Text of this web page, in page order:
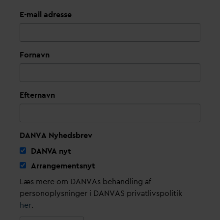
E-mail adresse
Fornavn
Efternavn
DANVA Nyhedsbrev
DANVA nyt
Arrangementsnyt
Læs mere om DANVAs behandling af
personoplysninger i DANVAS privatlivspolitik
her.